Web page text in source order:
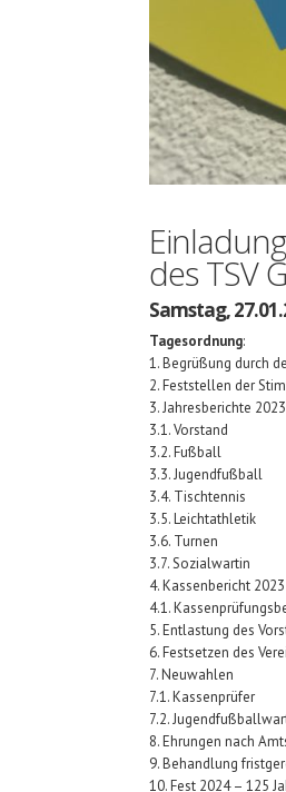
des TSV
Samstag,
Tagesordnung:
1. Begrüßung durch
2. Feststellen der
3. Jahresberichte 2023
3.1. Vorstand
3.2. Fußball
3.3. Jugendfußball
3.4. Tischtennis
3.5. Leichtathletik
3.6. Turnen
3.7. Sozialwartin
4. Kassenbericht 2023
4.1.
5. Entlastung des
6. Festsetzen des
7. Neuwahlen
7.1. Kassenprüfer
7.2.
8. Ehrungen nach
9. Behandlung
10. Fest 2024 – 125